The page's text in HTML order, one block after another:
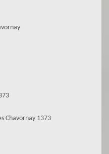
Chavornay 1373